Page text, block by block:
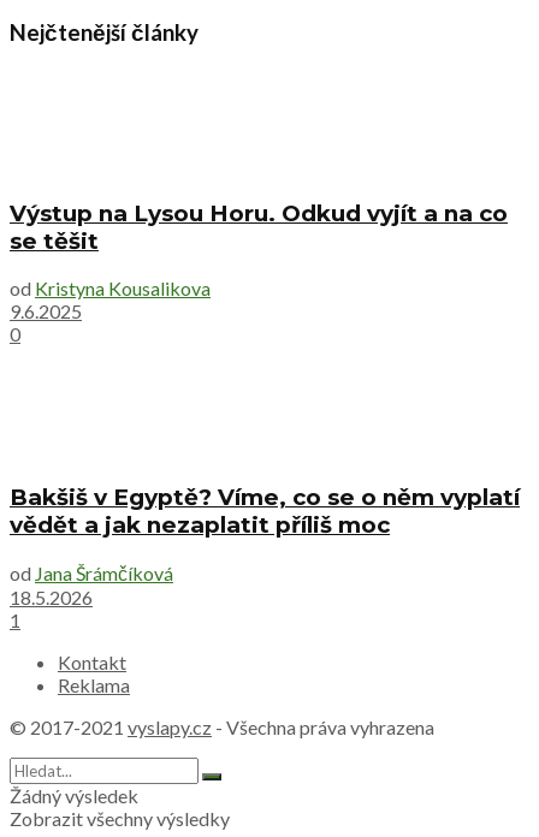
Nejčtenější články
Výstup na Lysou Horu. Odkud vyjít a na co
se těšit
od Kristyna Kousalikova
9.6.2025
0
Bakšiš v Egyptě? Víme, co se o něm vyplatí
vědět a jak nezaplatit příliš moc
od Jana Šrámčíková
18.5.2026
1
Kontakt
Reklama
© 2017-2021 vyslapy.cz - Všechna práva vyhrazena
Žádný výsledek
Zobrazit všechny výsledky